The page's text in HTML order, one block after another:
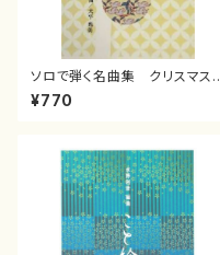
ソロで弾く名曲集 クリスマス・
イブ／恋人がサンタクロース(
箏独奏 /大平光美 編曲/楽
¥770